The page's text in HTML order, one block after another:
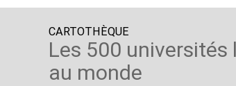
CARTOTHÈQUE
Les 500
au monde